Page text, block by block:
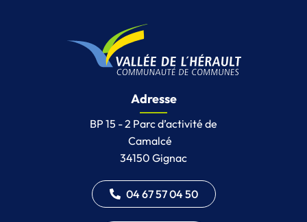
Adresse
BP 15 - 2 Parc d’activité de
Camalcé
34150 Gignac
04 67 57 04 50